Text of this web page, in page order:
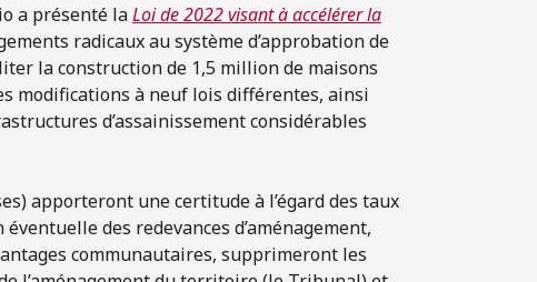
a présenté laLoi de 2022 visant à accélérer la
radicaux au système d’approbation de
la construction de 1,5 million de maisons
modifications à neuf lois différentes, ainsi
d’assainissement considérables
apporteront une certitude à l’égard des taux
des redevances d’aménagement,
communautaires, supprimeront les